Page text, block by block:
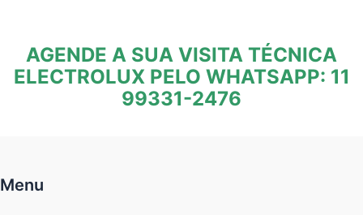
AGENDE A SUA VISITA TÉCNICA
ELECTROLUX PELO WHATSAPP: 11
99331-2476
Menu